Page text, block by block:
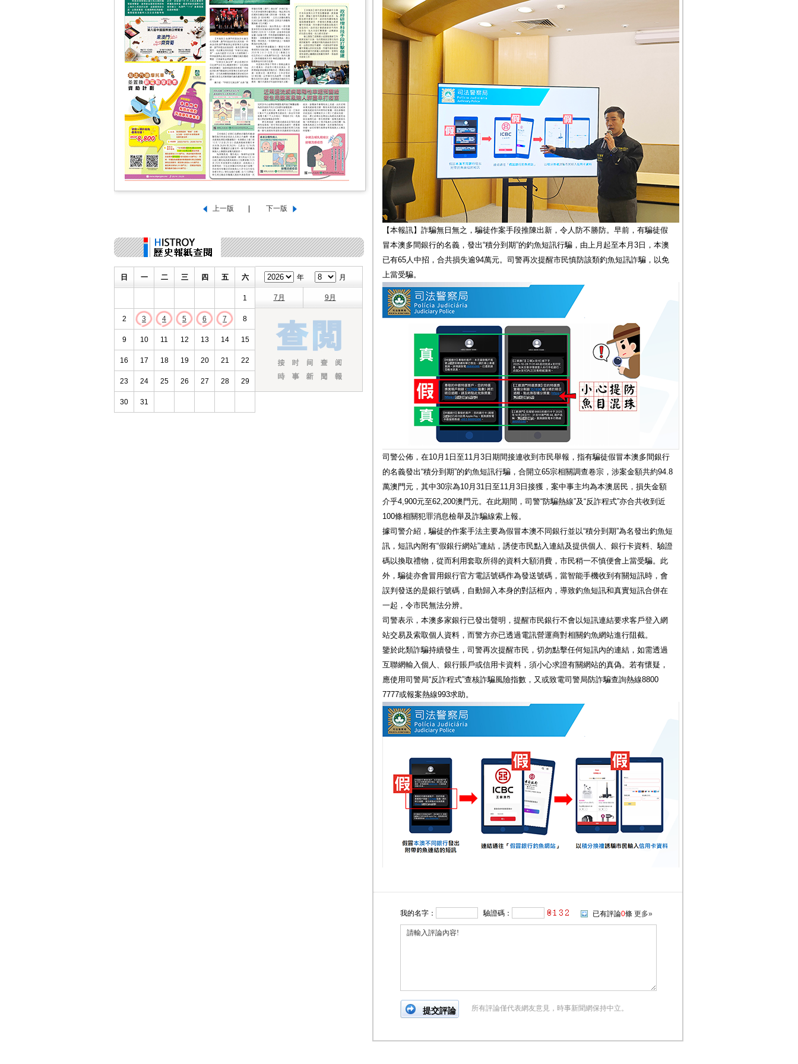
日 一 二 三 四 五 六
1
2 3 4 5 6 7 8
9 10 11 12 13 14 15
16 17 18 19 20 21 22
23 24 25 26 27 28 29
30 31
年 月
7月 9月
【本報訊】詐騙無日無之，騙徒作案手段推陳出新，令人防不勝防。早前，有騙徒假
冒本澳多間銀行的名義，發出“積分到期”的釣魚短訊行騙，由上月起至本月3日，本澳
已有65人中招，合共損失逾94萬元。司警再次提醒市民慎防該類釣魚短訊詐騙，以免
上當受騙。
司警公佈，在10月1日至11月3日期間接連收到市民舉報，指有騙徒假冒本澳多間銀行
的名義發出“積分到期”的釣魚短訊行騙，合開立65宗相關調查卷宗，涉案金額共約94.8
萬澳門元，其中30宗為10月31日至11月3日接獲，案中事主均為本澳居民，損失金額
介乎4,900元至62,200澳門元。在此期間，司警“防騙熱線”及“反詐程式”亦合共收到近
100條相關犯罪消息檢舉及詐騙線索上報。
據司警介紹，騙徒的作案手法主要為假冒本澳不同銀行並以“積分到期”為名發出釣魚短
訊，短訊內附有“假銀行網站”連結，誘使市民點入連結及提供個人、銀行卡資料、驗證
碼以換取禮物，從而利用套取所得的資料大額消費，市民稍一不慎便會上當受騙。此
外，騙徒亦會冒用銀行官方電話號碼作為發送號碼，當智能手機收到有關短訊時，會
誤判發送的是銀行號碼，自動歸入本身的對話框內，導致釣魚短訊和真實短訊合併在
一起，令市民無法分辨。
司警表示，本澳多家銀行已發出聲明，提醒市民銀行不會以短訊連結要求客戶登入網
站交易及索取個人資料，而警方亦已透過電訊營運商對相關釣魚網站進行阻截。
鑒於此類詐騙持續發生，司警再次提醒市民，切勿點擊任何短訊內的連結，如需透過
互聯網輸入個人、銀行賬戶或信用卡資料，須小心求證有關網站的真偽。若有懷疑，
應使用司警局“反詐程式”查核詐騙風險指數，又或致電司警局防詐騙查詢熱線8800
7777或報案熱線993求助。
我的名字： 驗證碼： 已有評論0條 更多»
所有評論僅代表網友意見，時事新聞網保持中立。